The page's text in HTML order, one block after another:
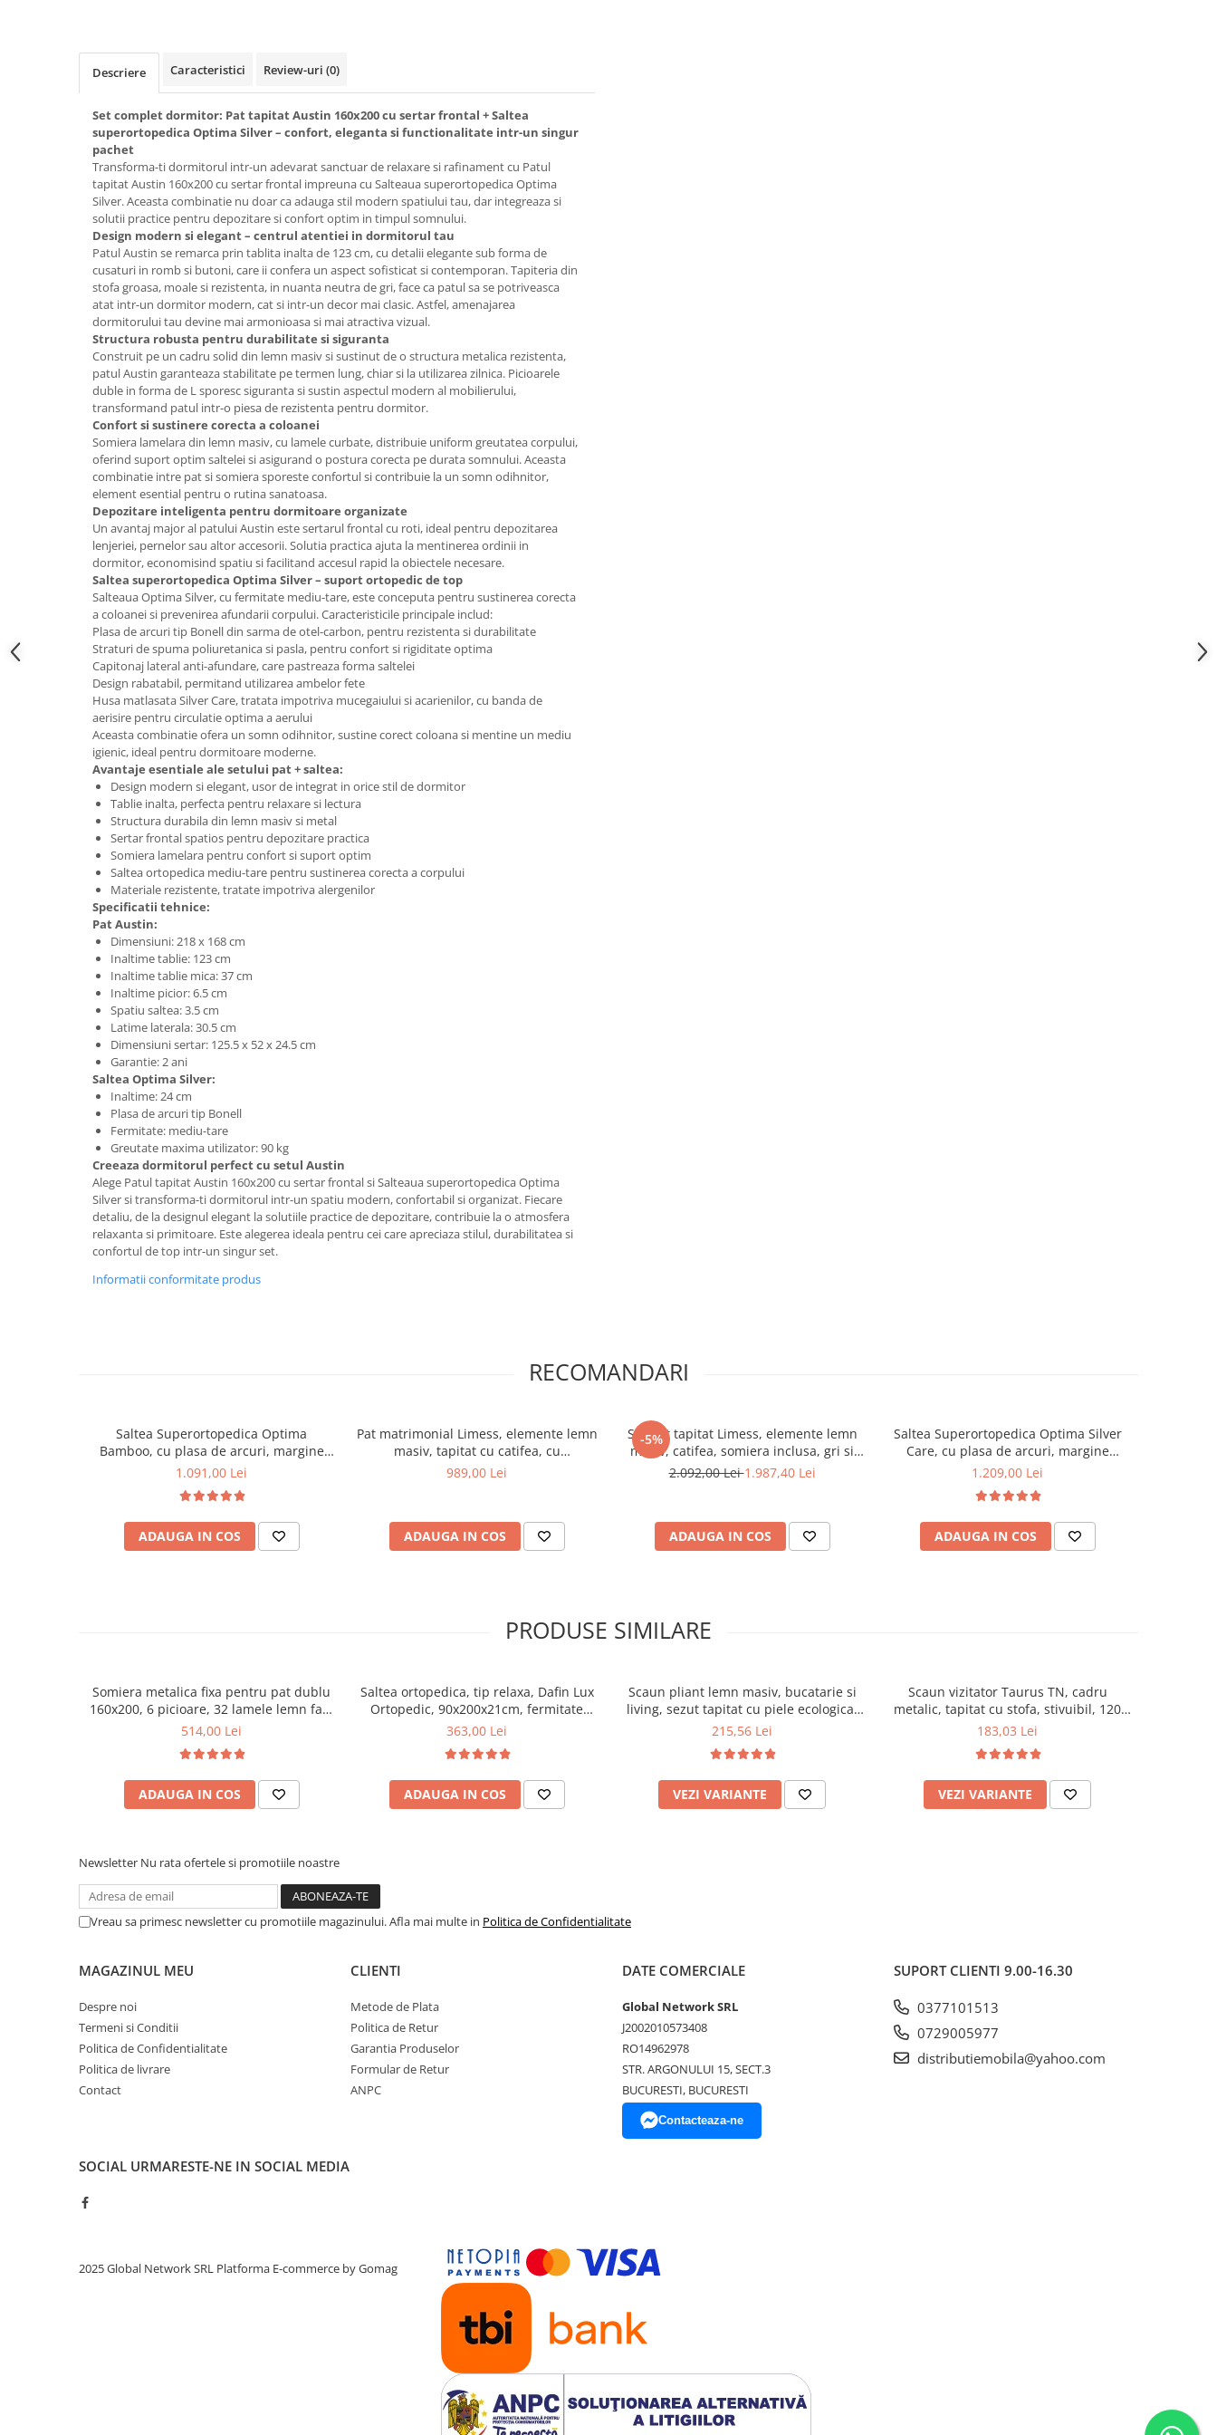
Top saltele memory 5 cm
Top saltele MemoHR 6.5 cm
Saltele ieftine
Saltele cu plasa de arcuri
Saltele cu spuma
Mese bucatarie
Scaune pentru bucatarie
Mobila bucatarie
Seturi mese si scaune bucatarie
Suporturi si rafturi pantofi
Portmantouri
Seturi mobilier hol
Stender haine
Suport pentru umerase
Mobilier gradinita
Mese gradinita
Scaune gradinita
Set mese si scaune gradinita
Mobilier copii
Mobila camera copii
Scaune birou pentru copii
Saltele patuturi copii
Masa si scaune gradinita
Seturi comode living si dormitor
Descriere Caracteristici Review-uri (0)
Set complet dormitor: Pat tapitat Austin 160x200 cu sertar frontal + Saltea
superortopedica Optima Silver – confort, eleganta si functionalitate intr-un singur
pachet
Transforma-ti dormitorul intr-un adevarat sanctuar de relaxare si rafinament cu Patul
tapitat Austin 160x200 cu sertar frontal impreuna cu Salteaua superortopedica Optima
Silver. Aceasta combinatie nu doar ca adauga stil modern spatiului tau, dar integreaza si
solutii practice pentru depozitare si confort optim in timpul somnului.
Design modern si elegant – centrul atentiei in dormitorul tau
Patul Austin se remarca prin tablita inalta de 123 cm, cu detalii elegante sub forma de
cusaturi in romb si butoni, care ii confera un aspect sofisticat si contemporan. Tapiteria din
stofa groasa, moale si rezistenta, in nuanta neutra de gri, face ca patul sa se potriveasca
atat intr-un dormitor modern, cat si intr-un decor mai clasic. Astfel, amenajarea
dormitorului tau devine mai armonioasa si mai atractiva vizual.
Structura robusta pentru durabilitate si siguranta
Construit pe un cadru solid din lemn masiv si sustinut de o structura metalica rezistenta,
patul Austin garanteaza stabilitate pe termen lung, chiar si la utilizarea zilnica. Picioarele
duble in forma de L sporesc siguranta si sustin aspectul modern al mobilierului,
transformand patul intr-o piesa de rezistenta pentru dormitor.
Confort si sustinere corecta a coloanei
Somiera lamelara din lemn masiv, cu lamele curbate, distribuie uniform greutatea corpului,
oferind suport optim saltelei si asigurand o postura corecta pe durata somnului. Aceasta
combinatie intre pat si somiera sporeste confortul si contribuie la un somn odihnitor,
element esential pentru o rutina sanatoasa.
Depozitare inteligenta pentru dormitoare organizate
Un avantaj major al patului Austin este sertarul frontal cu roti, ideal pentru depozitarea
lenjeriei, pernelor sau altor accesorii. Solutia practica ajuta la mentinerea ordinii in
dormitor, economisind spatiu si facilitand accesul rapid la obiectele necesare.
Saltea superortopedica Optima Silver – suport ortopedic de top
Salteaua Optima Silver, cu fermitate mediu-tare, este conceputa pentru sustinerea corecta
a coloanei si prevenirea afundarii corpului. Caracteristicile principale includ:
Plasa de arcuri tip Bonell din sarma de otel-carbon, pentru rezistenta si durabilitate
Straturi de spuma poliuretanica si pasla, pentru confort si rigiditate optima
Capitonaj lateral anti-afundare, care pastreaza forma saltelei
Design rabatabil, permitand utilizarea ambelor fete
Husa matlasata Silver Care, tratata impotriva mucegaiului si acarienilor, cu banda de
aerisire pentru circulatie optima a aerului
Aceasta combinatie ofera un somn odihnitor, sustine corect coloana si mentine un mediu
igienic, ideal pentru dormitoare moderne.
Avantaje esentiale ale setului pat + saltea:
Design modern si elegant, usor de integrat in orice stil de dormitor
Tablie inalta, perfecta pentru relaxare si lectura
Structura durabila din lemn masiv si metal
Sertar frontal spatios pentru depozitare practica
Somiera lamelara pentru confort si suport optim
Saltea ortopedica mediu-tare pentru sustinerea corecta a corpului
Materiale rezistente, tratate impotriva alergenilor
Specificatii tehnice:
Pat Austin:
Dimensiuni: 218 x 168 cm
Inaltime tablie: 123 cm
Inaltime tablie mica: 37 cm
Inaltime picior: 6.5 cm
Spatiu saltea: 3.5 cm
Latime laterala: 30.5 cm
Dimensiuni sertar: 125.5 x 52 x 24.5 cm
Garantie: 2 ani
Saltea Optima Silver:
Inaltime: 24 cm
Plasa de arcuri tip Bonell
Fermitate: mediu-tare
Greutate maxima utilizator: 90 kg
Creeaza dormitorul perfect cu setul Austin
Alege Patul tapitat Austin 160x200 cu sertar frontal si Salteaua superortopedica Optima
Silver si transforma-ti dormitorul intr-un spatiu modern, confortabil si organizat. Fiecare
detaliu, de la designul elegant la solutiile practice de depozitare, contribuie la o atmosfera
relaxanta si primitoare. Este alegerea ideala pentru cei care apreciaza stilul, durabilitatea si
confortul de top intr-un singur set.
Informatii conformitate produs
RECOMANDARI
Saltea Superortopedica Optima
Bamboo, cu plasa de arcuri, margine
antilasare, sistem de aerisire
1.091,00 Lei
ADAUGA IN COS
Pat matrimonial Limess, elemente lemn
masiv, tapitat cu catifea, cu
somiera,160x200 cm, gri
989,00 Lei
ADAUGA IN COS
-5%
Set pat tapitat Limess, elemente lemn
masiv, catifea, somiera inclusa, gri si
saltea ortopedica Optima Silver Care,
2.092,00 Lei1.987,40 Lei
ADAUGA IN COS
Saltea Superortopedica Optima Silver
Care, cu plasa de arcuri, margine
antilasare, sistem de aerisire
1.209,00 Lei
ADAUGA IN COS
PRODUSE SIMILARE
Somiera metalica fixa pentru pat dublu
160x200, 6 picioare, 32 lamele lemn fag,
benzi textile, suport saltea ferm, negru
514,00 Lei
ADAUGA IN COS
Saltea ortopedica, tip relaxa, Dafin Lux
Ortopedic, 90x200x21cm, fermitate
medie, cu plasa de arcuri tip Bonell, fata
Salt Confort
363,00 Lei
ADAUGA IN COS
Scaun pliant lemn masiv, bucatarie si
living, sezut tapitat cu piele ecologica,
100 kg, cires
215,56 Lei
VEZI VARIANTE
Scaun vizitator Taurus TN, cadru
metalic, tapitat cu stofa, stivuibil, 120
kg, negru
183,03 Lei
VEZI VARIANTE
Newsletter Nu rata ofertele si promotiile noastre
Vreau sa primesc newsletter cu promotiile magazinului. Afla mai multe in Politica de Confidentialitate
MAGAZINUL MEU
Despre noi
Termeni si Conditii
Politica de Confidentialitate
Politica de livrare
Contact
CLIENTI
Metode de Plata
Politica de Retur
Garantia Produselor
Formular de Retur
ANPC
DATE COMERCIALE
Global Network SRL
J2002010573408
RO14962978
STR. ARGONULUI 15, SECT.3
BUCURESTI, BUCURESTI
Contacteaza-ne
SUPORT CLIENTI 9.00-16.30
0377101513
0729005977
distributiemobila@yahoo.com
SOCIAL URMARESTE-NE IN SOCIAL MEDIA
2025 Global Network SRL Platforma E-commerce by Gomag